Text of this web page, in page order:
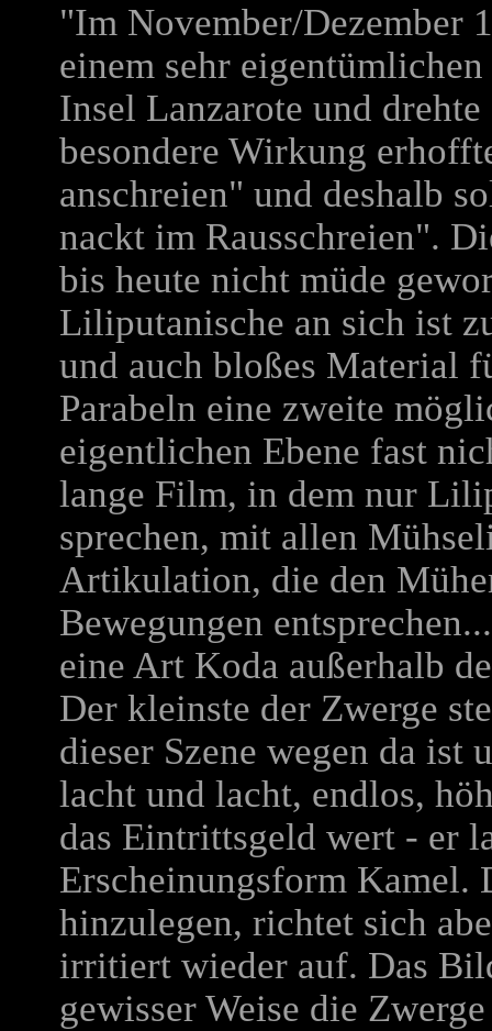
"Im November/Dezember
einem sehr
Insel Lanzarote und
besondere Wirkung
anschreien" und deshalb
nackt im Rausschreien".
bis heute nicht müde
Liliputanische an sich ist
und auch bloßes Material
Parabeln eine zweite
eigentlichen Ebene fast
lange Film, in dem nur
sprechen, mit allen
Artikulation, die den
Bewegungen
eine Art Koda außerhalb
Der kleinste der Zwerge
dieser Szene wegen da
lacht und lacht, endlos,
das Eintrittsgeld wert - er
Erscheinungsform
hinzulegen, richtet sich
irritiert wieder auf. Das
gewisser Weise die